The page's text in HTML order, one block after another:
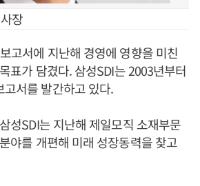
장
고서에 지난해 경영에 영향을 미친
표가 담겼다. 삼성SDI는 2003년부터
서를 발간하고 있다.
성SDI는 지난해 제일모직 소재부문
야를 개편해 미래 성장동력을 찾고